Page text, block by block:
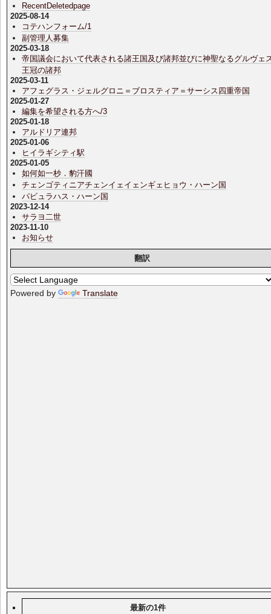
RecentDeletedpage
2025-08-14
コテハンフォーム/1
副管理人募集
2025-03-18
帝国議会において代表される諸王国及び諸邦並びに神聖なるグルヴェ
王冠の諸邦
2025-03-11
アフェグラス・ジェルグロニ＝ブロスティア＝サーシス四重帝国
2025-01-27
編集を希望される方へ/3
2025-01-18
アルドリア連邦
2025-01-06
ヒイラギシティ駅
2025-01-05
如何如一杪．豹汗國
チェンゴティニアチェンイェイェンギェヒョウ・ハーン国
パビュラハス・ハーン国
2023-12-14
サラヨ二世
2023-11-10
お知らせ
翻訳
Powered by Translate
最新の1件